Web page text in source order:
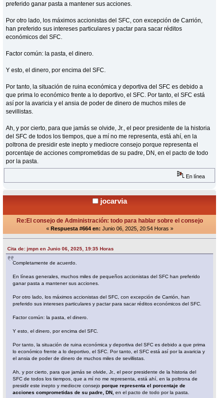
preferido ganar pasta a mantener sus acciones.
Por otro lado, los máximos accionistas del SFC, con excepción de Carrión,
han preferido sus intereses particulares y pactar para sacar réditos
económicos del SFC.
Factor común: la pasta, el dinero.
Y esto, el dinero, por encima del SFC.
Por tanto, la situación de ruina económica y deportiva del SFC es debido a
que prima lo económico frente a lo deportivo, el SFC. Por tanto, el SFC está
así por la avaricia y el ansia de poder de dinero de muchos miles de
sevillistas.
Ah, y por cierto, para que jamás se olvide, Jr., el peor presidente de la historia
del SFC de todos los tiempos, que a mí no me representa, está ahí, en la
poltrona de presidir este inepto y mediocre consejo porque representa el
porcentaje de acciones comprometidas de su padre, DN, en el pacto de todo
por la pasta.
En línea
jocarvia
Re:El consejo de Administración: todo para hablar sobre el consejo
« Respuesta #664 en: Junio 06, 2025, 20:54 Horas »
Cita de: jmpn en Junio 06, 2025, 19:35 Horas
Completamente de acuerdo.
En líneas generales, muchos miles de pequeños accionistas del SFC han preferido
ganar pasta a mantener sus acciones.
Por otro lado, los máximos accionistas del SFC, con excepción de Carrión, han
preferido sus intereses particulares y pactar para sacar réditos económicos del SFC.
Factor común: la pasta, el dinero.
Y esto, el dinero, por encima del SFC.
Por tanto, la situación de ruina económica y deportiva del SFC es debido a que prima
lo económico frente a lo deportivo, el SFC. Por tanto, el SFC está así por la avaricia y
el ansia de poder de dinero de muchos miles de sevillistas.
Ah, y por cierto, para que jamás se olvide, Jr., el peor presidente de la historia del
SFC de todos los tiempos, que a mí no me representa, está ahí, en la poltrona de
presidir este inepto y mediocre consejoporque representa el porcentaje de
acciones comprometidas de su padre, DN, en el pacto de todo por la pasta.